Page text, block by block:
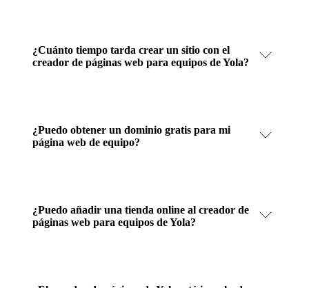
¿Cuánto tiempo tarda crear un sitio con el
creador de páginas web para equipos de Yola?
¿Puedo obtener un dominio gratis para mi
página web de equipo?
¿Puedo añadir una tienda online al creador de
páginas web para equipos de Yola?